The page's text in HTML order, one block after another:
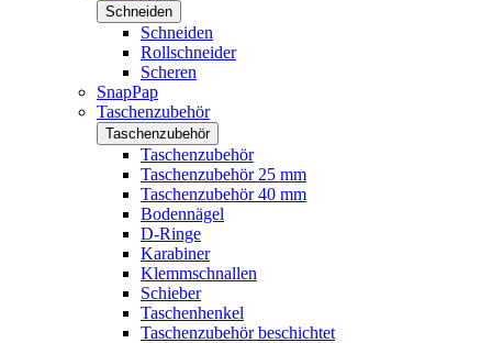
Schneiden
Schneiden
Rollschneider
Scheren
SnapPap
Taschenzubehör
Taschenzubehör
Taschenzubehör
Taschenzubehör 25 mm
Taschenzubehör 40 mm
Bodennägel
D-Ringe
Karabiner
Klemmschnallen
Schieber
Taschenhenkel
Taschenzubehör beschichtet